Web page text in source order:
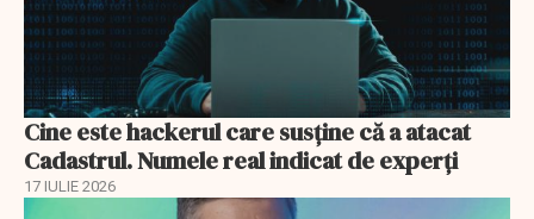
Cine este hackerul care susține că a atacat
Cadastrul. Numele real indicat de experți
17 IULIE 2026